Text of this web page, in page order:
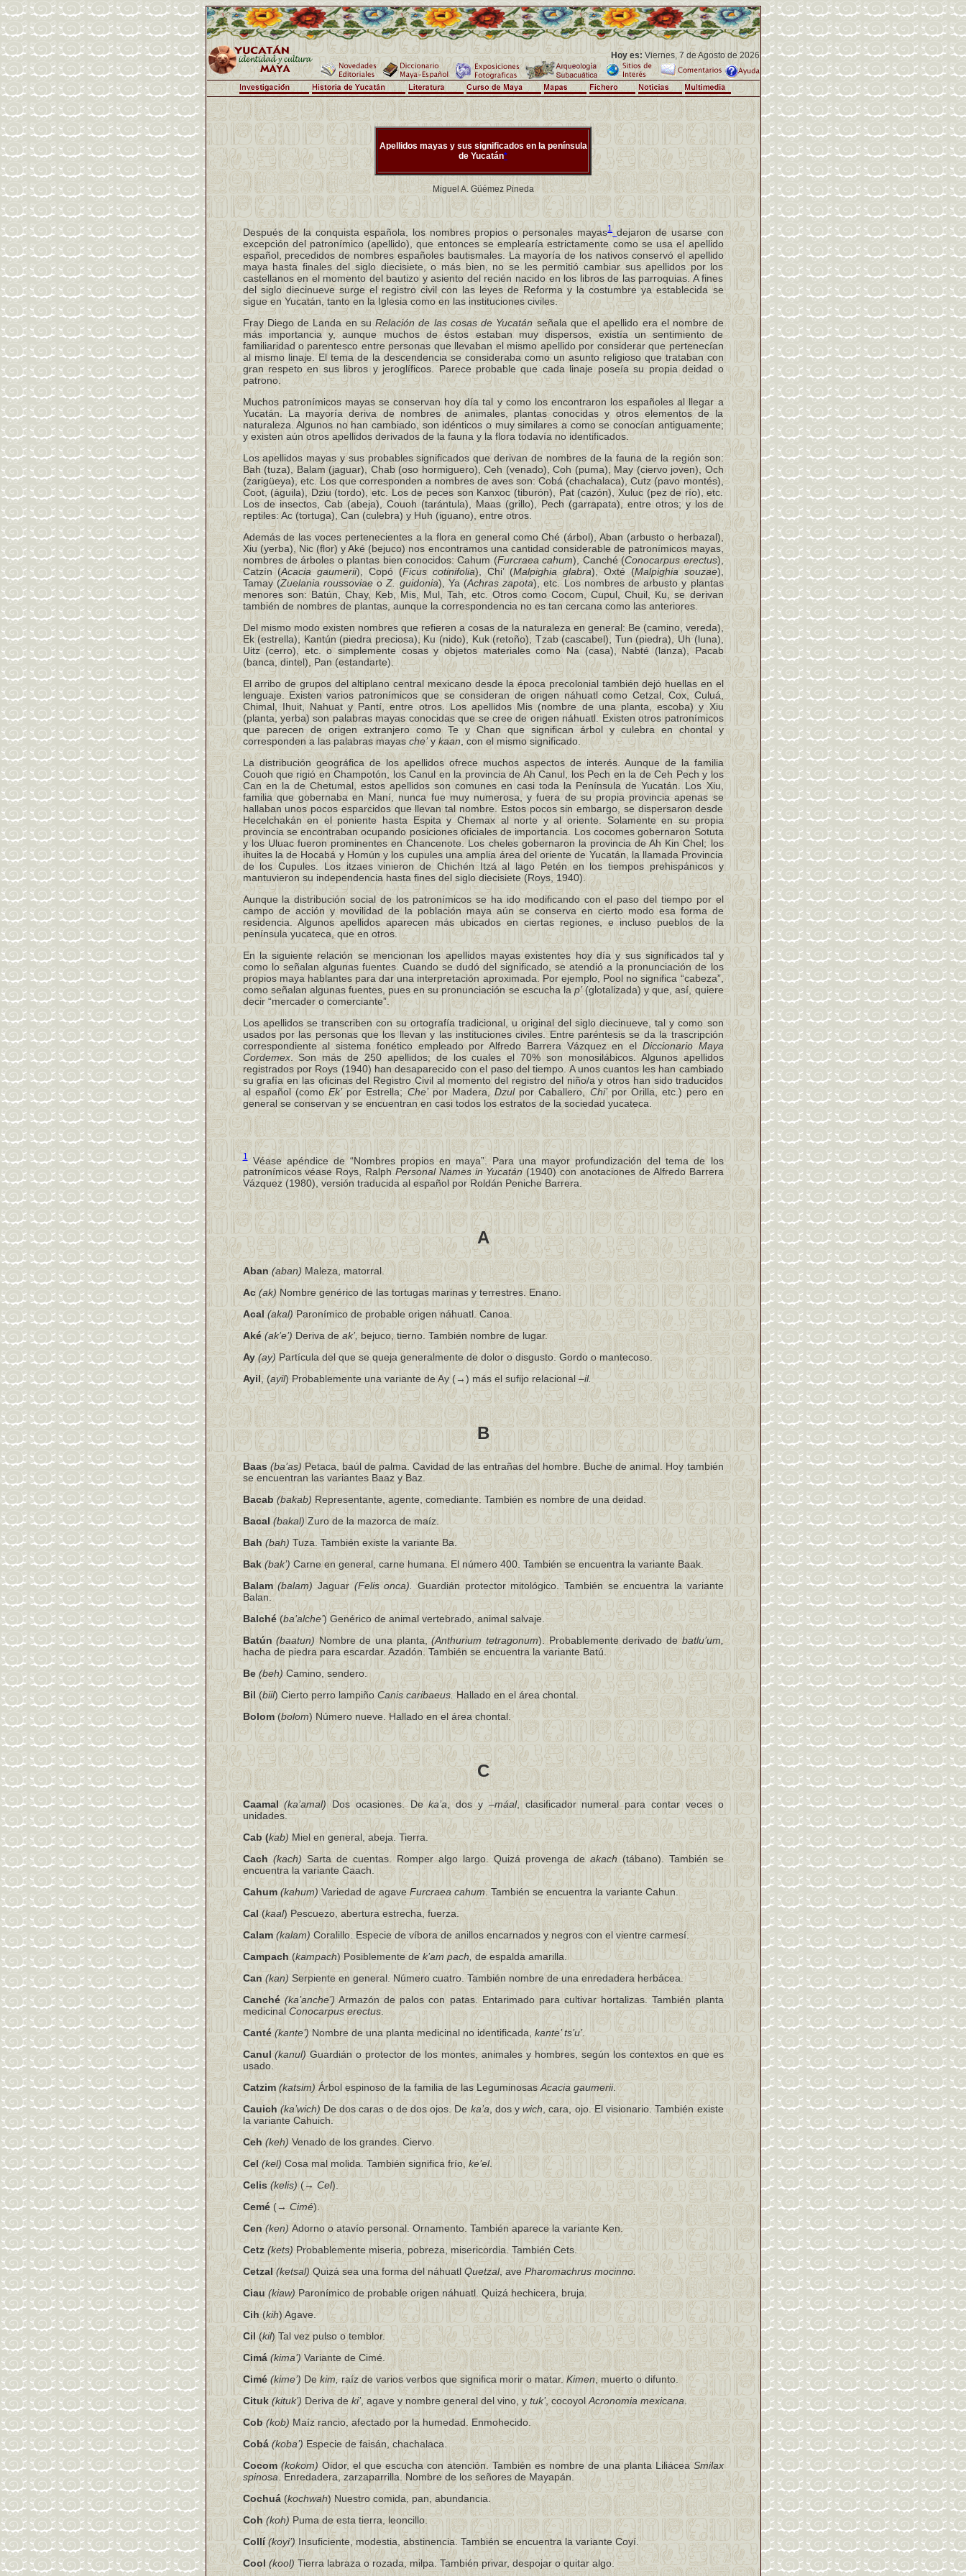
Hoy es:Viernes, 7 de Agosto de 2026
Apellidos mayas y sus significados en la península
de Yucatán*
Miguel A. Güémez Pineda
Después de la conquista española, los nombres propios o personales mayas1 dejaron de usarse con
excepción del patronímico (apellido), que entonces se emplearía estrictamente como se usa el apellido
español, precedidos de nombres españoles bautismales. La mayoría de los nativos conservó el apellido
maya hasta finales del siglo diecisiete, o más bien, no se les permitió cambiar sus apellidos por los
castellanos en el momento del bautizo y asiento del recién nacido en los libros de las parroquias. A fines
del siglo diecinueve surge el registro civil con las leyes de Reforma y la costumbre ya establecida se
sigue en Yucatán, tanto en la Iglesia como en las instituciones civiles.
Fray Diego de Landa en suRelación de las cosas de Yucatánseñala que el apellido era el nombre de
más importancia y, aunque muchos de éstos estaban muy dispersos, existía un sentimiento de
familiaridad o parentesco entre personas que llevaban el mismo apellido por considerar que pertenecían
al mismo linaje. El tema de la descendencia se consideraba como un asunto religioso que trataban con
gran respeto en sus libros y jeroglíficos. Parece probable que cada linaje poseía su propia deidad o
patrono.
Muchos patronímicos mayas se conservan hoy día tal y como los encontraron los españoles al llegar a
Yucatán. La mayoría deriva de nombres de animales, plantas conocidas y otros elementos de la
naturaleza. Algunos no han cambiado, son idénticos o muy similares a como se conocían antiguamente;
y existen aún otros apellidos derivados de la fauna y la flora todavía no identificados.
Los apellidos mayas y sus probables significados que derivan de nombres de la fauna de la región son:
Bah (tuza), Balam (jaguar), Chab (oso hormiguero), Ceh (venado), Coh (puma), May (ciervo joven), Och
(zarigüeya), etc. Los que corresponden a nombres de aves son: Cobá (chachalaca), Cutz (pavo montés),
Coot, (águila), Dziu (tordo), etc. Los de peces son Kanxoc (tiburón), Pat (cazón), Xuluc (pez de río), etc.
Los de insectos, Cab (abeja), Couoh (tarántula), Maas (grillo), Pech (garrapata), entre otros; y los de
reptiles: Ac (tortuga), Can (culebra) y Huh (iguano), entre otros.
Además de las voces pertenecientes a la flora en general como Ché (árbol), Aban (arbusto o herbazal),
Xiu (yerba), Nic (flor) y Aké (bejuco) nos encontramos una cantidad considerable de patronímicos mayas,
nombres de árboles o plantas bien conocidos: Cahum (Furcraea cahum), Canché (Conocarpus erectus),
Catzín (Acacia gaumerii), Copó (Ficus cotinifolia), Chi’ (Malpighia glabra), Oxté (Malpighia souzae),
Tamay (Zuelania roussoviaeoZ. guidonia), Ya (Achras zapota), etc. Los nombres de arbusto y plantas
menores son: Batún, Chay, Keb, Mis, Mul, Tah, etc. Otros como Cocom, Cupul, Chuil, Ku, se derivan
también de nombres de plantas, aunque la correspondencia no es tan cercana como las anteriores.
Del mismo modo existen nombres que refieren a cosas de la naturaleza en general: Be (camino, vereda),
Ek (estrella), Kantún (piedra preciosa), Ku (nido), Kuk (retoño), Tzab (cascabel), Tun (piedra), Uh (luna),
Uitz (cerro), etc. o simplemente cosas y objetos materiales como Na (casa), Nabté (lanza), Pacab
(banca, dintel), Pan (estandarte).
El arribo de grupos del altiplano central mexicano desde la época precolonial también dejó huellas en el
lenguaje. Existen varios patronímicos que se consideran de origen náhuatl como Cetzal, Cox, Culuá,
Chimal, Ihuit, Nahuat y Pantí, entre otros. Los apellidos Mis (nombre de una planta, escoba) y Xiu
(planta, yerba) son palabras mayas conocidas que se cree de origen náhuatl. Existen otros patronímicos
que parecen de origen extranjero como Te y Chan que significan árbol y culebra en chontal y
corresponden a las palabras mayas che’ykaan , con el mismo significado.
La distribución geográfica de los apellidos ofrece muchos aspectos de interés. Aunque de la familia
Couoh que rigió en Champotón, los Canul en la provincia de Ah Canul, los Pech en la de Ceh Pech y los
Can en la de Chetumal, estos apellidos son comunes en casi toda la Península de Yucatán. Los Xiu,
familia que gobernaba en Maní, nunca fue muy numerosa, y fuera de su propia provincia apenas se
hallaban unos pocos esparcidos que llevan tal nombre. Estos pocos sin embargo, se dispersaron desde
Hecelchakán en el poniente hasta Espita y Chemax al norte y al oriente. Solamente en su propia
provincia se encontraban ocupando posiciones oficiales de importancia. Los cocomes gobernaron Sotuta
y los Uluac fueron prominentes en Chancenote. Los cheles gobernaron la provincia de Ah Kin Chel; los
ihuites la de Hocabá y Homún y los cupules una amplia área del oriente de Yucatán, la llamada Provincia
de los Cupules. Los itzaes vinieron de Chichén Itzá al lago Petén en los tiempos prehispánicos y
mantuvieron su independencia hasta fines del siglo diecisiete (Roys, 1940).
Aunque la distribución social de los patronímicos se ha ido modificando con el paso del tiempo por el
campo de acción y movilidad de la población maya aún se conserva en cierto modo esa forma de
residencia. Algunos apellidos aparecen más ubicados en ciertas regiones, e incluso pueblos de la
península yucateca, que en otros.
En la siguiente relación se mencionan los apellidos mayas existentes hoy día y sus significados tal y
como lo señalan algunas fuentes. Cuando se dudó del significado, se atendió a la pronunciación de los
propios maya hablantes para dar una interpretación aproximada. Por ejemplo, Pool no significa “cabeza”,
como señalan algunas fuentes, pues en su pronunciación se escucha lap’(glotalizada) y que, así, quiere
decir “mercader o comerciante”.
Los apellidos se transcriben con su ortografía tradicional, u original del siglo diecinueve, tal y como son
usados por las personas que los llevan y las instituciones civiles. Entre paréntesis se da la trascripción
correspondiente al sistema fonético empleado por Alfredo Barrera Vázquez en elDiccionario Maya
Cordemex. Son más de 250 apellidos; de los cuales el 70% son monosilábicos. Algunos apellidos
registrados por Roys (1940) han desaparecido con el paso del tiempo. A unos cuantos les han cambiado
su grafía en las oficinas del Registro Civil al momento del registro del niño/a y otros han sido traducidos
al español (comoEk’por Estrella;Che’por Madera,Dzulpor Caballero, Chi’por Orilla, etc.) pero en
general se conservan y se encuentran en casi todos los estratos de la sociedad yucateca.
1Véase apéndice de “Nombres propios en maya”. Para una mayor profundización del tema de los
patronímicos véase Roys, Ralph Personal Names in Yucatán(1940) con anotaciones de Alfredo Barrera
Vázquez (1980), versión traducida al español por Roldán Peniche Barrera.
A
Aban (aban) Maleza, matorral.
Ac(ak) Nombre genérico de las tortugas marinas y terrestres. Enano.
Acal (akal)Paronímico de probable origen náhuatl. Canoa.
Aké(ak’e’) Deriva de ak’,bejuco, tierno. También nombre de lugar.
Ay (ay)Partícula del que se queja generalmente de dolor o disgusto. Gordo o mantecoso.
Ayil, (ayil) Probablemente una variante de Ay (→) más el sufijo relacional–il.
B
Baas(ba’as)Petaca, baúl de palma. Cavidad de las entrañas del hombre. Buche de animal. Hoy también
se encuentran las variantes Baaz y Baz.
Bacab (bakab) Representante, agente, comediante. También es nombre de una deidad.
Bacal (bakal)Zuro de la mazorca de maíz.
Bah (bah)Tuza. También existe la variante Ba.
Bak(bak’)Carne en general, carne humana. El número 400. También se encuentra la variante Baak.
Balam(balam)Jaguar(Felis onca).Guardián protector mitológico. También se encuentra la variante
Balan.
Balché(ba’alche’) Genérico de animal vertebrado, animal salvaje.
Batún (baatun)Nombre de una planta,(Anthurium tetragonum). Probablemente derivado debatlu’um,
hacha de piedra para escardar. Azadón. También se encuentra la variante Batú.
Be (beh)Camino, sendero.
Bil(biil) Cierto perro lampiñoCanis caribaeus.Hallado en el área chontal.
Bolom(bolom) Número nueve. Hallado en el área chontal.
C
Caamal(ka’amal) Dos ocasiones. Deka’a, dos y –máal, clasificador numeral para contar veces o
unidades.
Cab (kab) Miel en general, abeja. Tierra.
Cach (kach)Sarta de cuentas. Romper algo largo. Quizá provenga de akach(tábano). También se
encuentra la variante Caach.
Cahum (kahum)Variedad de agaveFurcraea cahum. También se encuentra la variante Cahun.
Cal(kaal) Pescuezo, abertura estrecha, fuerza.
Calam (kalam)Coralillo. Especie de víbora de anillos encarnados y negros con el vientre carmesí.
Campach(kampach) Posiblemente dek’am pach,de espalda amarilla.
Can(kan)Serpiente en general. Número cuatro. También nombre de una enredadera herbácea.
Canché(ka’anche’)Armazón de palos con patas. Entarimado para cultivar hortalizas. También planta
medicinalConocarpus erectus.
Canté (kante’)Nombre de una planta medicinal no identificada,kante’ ts’u’.
Canul(kanul)Guardián o protector de los montes, animales y hombres, según los contextos en que es
usado.
Catzim(katsim)Árbol espinoso de la familia de las LeguminosasAcacia gaumerii.
Cauich(ka’wich)De dos caras o de dos ojos. Deka’a, dos ywich, cara, ojo. El visionario. También existe
la variante Cahuich.
Ceh (keh)Venado de los grandes. Ciervo.
Cel (kel) Cosa mal molida. También significa frío,ke’el.
Celis (kelis)(→ Cel).
Cemé (→Cimé).
Cen(ken)Adorno o atavío personal. Ornamento. También aparece la variante Ken.
Cetz(kets)Probablemente miseria, pobreza, misericordia. También Cets.
Cetzal (ketsal)Quizá sea una forma del náhuatl Quetzal, avePharomachrus mocinno.
Ciau (kiaw)Paronímico de probable origen náhuatl. Quizá hechicera, bruja.
Cih(kih) Agave.
Cil(kil) Tal vez pulso o temblor.
Cimá (kima’)Variante de Cimé.
Cimé(kime’) Dekim,raíz de varios verbos que significa morir o matar. Kimen, muerto o difunto.
Cituk (kituk’) Deriva de ki’, agave y nombre general del vino, y tuk’, cocoyolAcronomia mexicana.
Cob(kob) Maíz rancio, afectado por la humedad. Enmohecido.
Cobá (koba’)Especie de faisán, chachalaca.
Cocom(kokom) Oidor, el que escucha con atención. También es nombre de una planta LiliáceaSmilax
spinosa. Enredadera, zarzaparrilla. Nombre de los señores de Mayapán.
Cochuá(kochwah) Nuestro comida, pan, abundancia.
Coh(koh)Puma de esta tierra, leoncillo.
Collí(koyi’)Insuficiente, modestia, abstinencia. También se encuentra la variante Coyí.
Cool(kool) Tierra labraza o rozada, milpa. También privar, despojar o quitar algo.